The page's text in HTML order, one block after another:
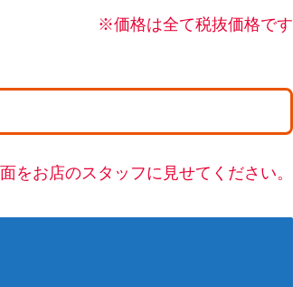
※価格は全て税抜価格です
をお店のスタッフに見せてください。